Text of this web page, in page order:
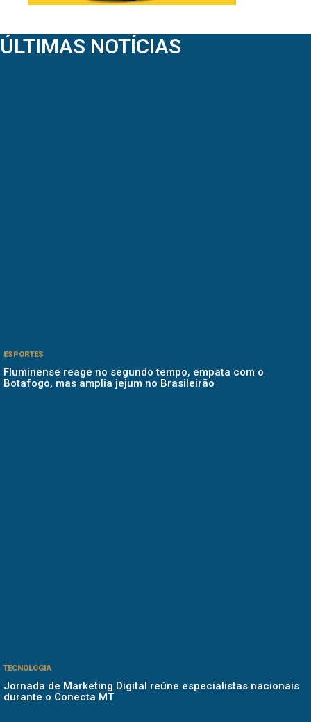
ÚLTIMAS NOTÍCIAS
ESPORTES
Fluminense reage no segundo tempo, empata com o
Botafogo, mas amplia jejum no Brasileirão
TECNOLOGIA
Jornada de Marketing Digital reúne especialistas nacionais
durante o Conecta MT